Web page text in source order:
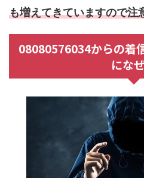
も増えてきていますので注
08080576034からの着
にな